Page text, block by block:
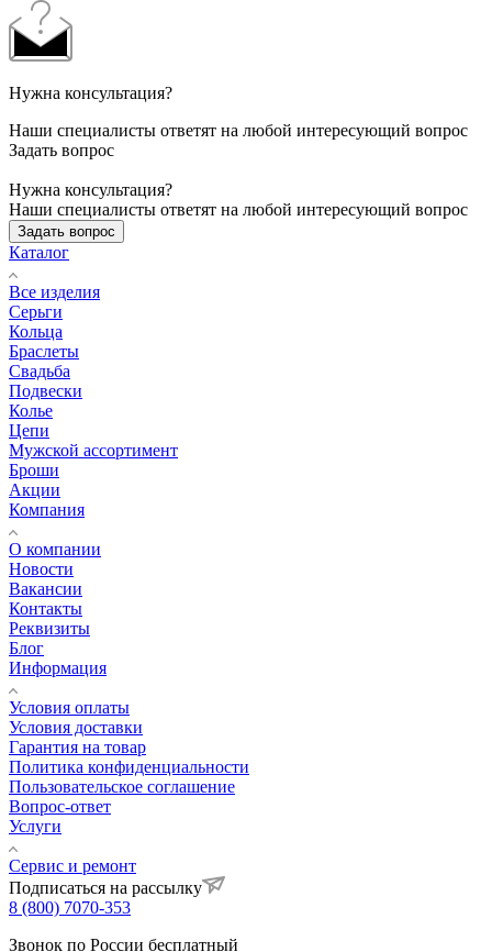
Нужна консультация?
Наши специалисты ответят на любой интересующий вопрос
Задать вопрос
Нужна консультация?
Наши специалисты ответят на любой интересующий вопрос
Задать вопрос
Каталог
Все изделия
Серьги
Кольца
Браслеты
Свадьба
Подвески
Колье
Цепи
Мужской ассортимент
Броши
Акции
Компания
О компании
Новости
Вакансии
Контакты
Реквизиты
Блог
Информация
Условия оплаты
Условия доставки
Гарантия на товар
Политика конфиденциальности
Пользовательское соглашение
Вопрос-ответ
Услуги
Сервис и ремонт
Подписаться на рассылку
8 (800) 7070-353
Звонок по России бесплатный